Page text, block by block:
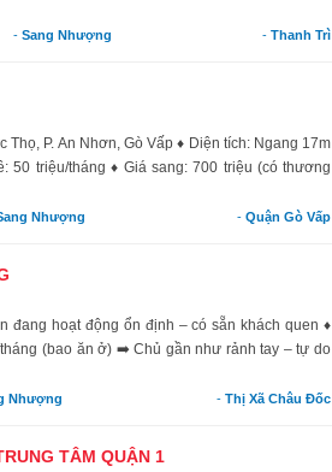
- Sang Nhượng - Thanh Trì
P. An Nhơn, Gò Vấp ♦ Diện tích: Ngang 17m
50 triệu/tháng ♦ Giá sang: 700 triệu (có thương
Nhượng - Quận Gò Vấp
đang hoạt động ổn định – có sẵn khách quen ♦
(bao ăn ở) ➡️ Chủ gần như rảnh tay – tự do
Nhượng - Thị Xã Châu Đốc
TÂM QUẬN 1